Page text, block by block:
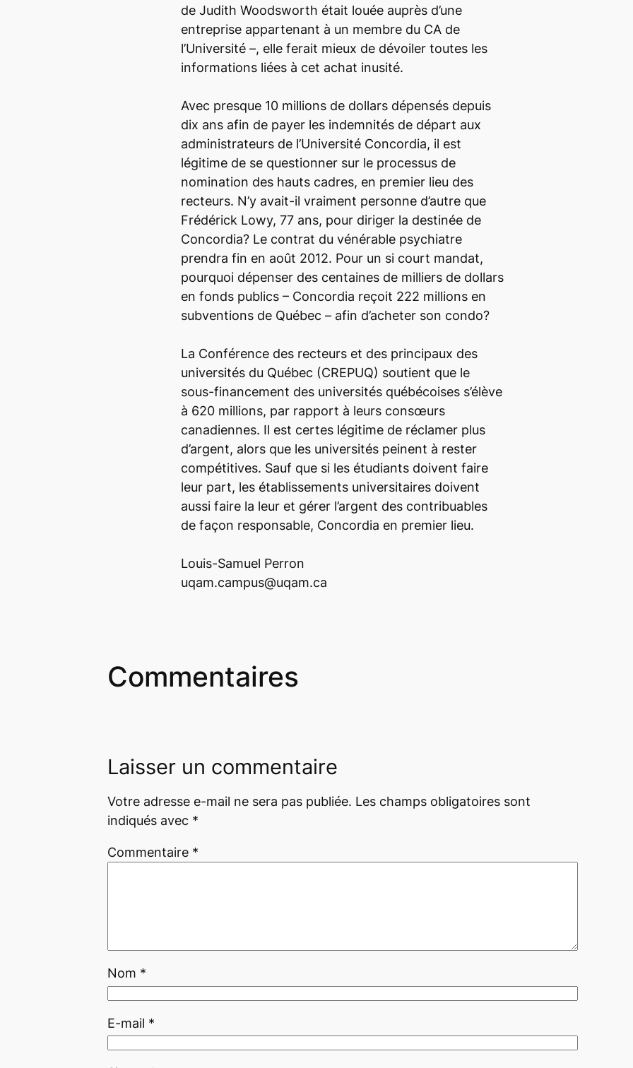
de Judith Woodsworth était louée auprès d’une
entreprise appartenant à un membre du CA de
l’Université –, elle ferait mieux de dévoiler toutes les
informations liées à cet achat inusité.
Avec presque 10 millions de dollars dépensés depuis
dix ans afin de payer les indemnités de départ aux
administrateurs de l’Université Concordia, il est
légitime de se questionner sur le processus de
nomination des hauts cadres, en premier lieu des
recteurs. N’y avait-il vraiment personne d’autre que
Frédérick Lowy, 77 ans, pour diriger la destinée de
Concordia? Le contrat du vénérable psychiatre
prendra fin en août 2012. Pour un si court mandat,
pourquoi dépenser des centaines de milliers de dollars
en fonds publics – Concordia reçoit 222 millions en
subventions de Québec – afin d’acheter son condo?
La Conférence des recteurs et des principaux des
universités du Québec (CREPUQ) soutient que le
sous-financement des universités québécoises s’élève
à 620 millions, par rapport à leurs consœurs
canadiennes. Il est certes légitime de réclamer plus
d’argent, alors que les universités peinent à rester
compétitives. Sauf que si les étudiants doivent faire
leur part, les établissements universitaires doivent
aussi faire la leur et gérer l’argent des contribuables
de façon responsable, Concordia en premier lieu.
Louis-Samuel Perron
uqam.campus@uqam.ca
Commentaires
Laisser un commentaire
Votre adresse e-mail ne sera pas publiée. Les champs obligatoires sont
indiqués avec *
Commentaire *
Nom *
E-mail *